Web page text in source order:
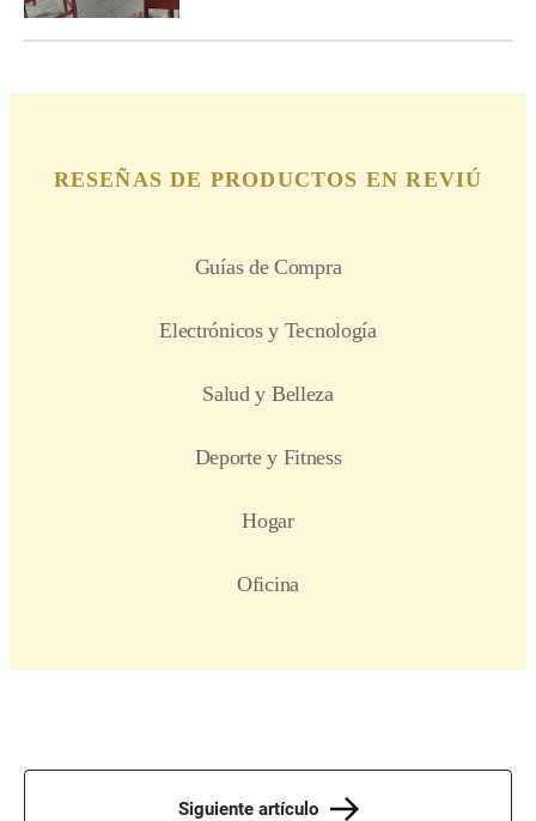
Siguiente artículo